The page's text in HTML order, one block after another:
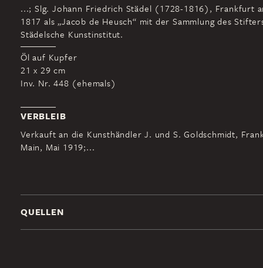
...; Slg. Johann Friedrich Städel (1728-1816), Frankfurt
1817 als „Jacob de Heusch“ mit der Sammlung des
Städelsche Kunstinstitut.
Öl auf Kupfer
21 x 29 cm
Inv. Nr. 448 (ehemals)
VERBLEIB
Verkauft an die Kunsthändler J. und S. Goldschmidt,
Main, Mai 1919;...
QUELLEN